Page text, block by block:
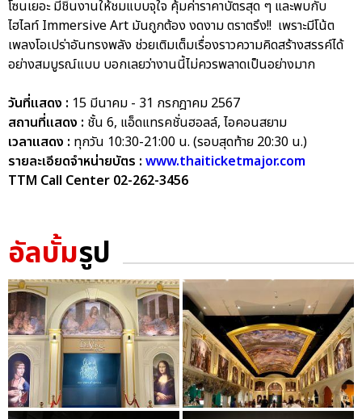
โซนเยอะ มีชิ้นงานให้ชมแบบจุใจ คุ้มค่าราคาบัตรสุด ๆ และพบกับ
ไฮไลท์ Immersive Art มันถูกต้อง งดงาม ตราตรึง!! เพราะมีโน้ต
เพลงโอเปร่าอันทรงพลัง ช่วยเติมเต็มเรื่องราวความคิดสร้างสรรค์ได้
อย่างสมบูรณ์แบบ บอกเลยว่างานนี้ไม่ควรพลาดเป็นอย่างมาก
วันที่แสดง : 15 มีนาคม - 31 กรกฎาคม 2567
สถานที่แสดง : ชั้น 6, แอ็ดแทรคชั่นฮอลล์, ไอคอนสยาม
เวลาแสดง : ทุกวัน 10:30-21:00 น. (รอบสุดท้าย 20:30 น.)
รายละเอียดจำหน่ายบัตร : www.thaiticketmajor.com
TTM Call Center 02-262-3456
อัลบั้มรูป